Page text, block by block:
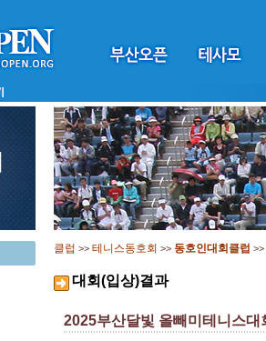
클럽 >> 테니스동호회 >> 동호인대회클럽 >>
대회(입상)결과
2025부산달빛 올빼미테니스대